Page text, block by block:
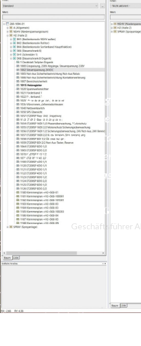
Automatisierung ist
nachhaltig effizienten
Produktivität.
Zufriedenheit der
Zeit für das
Gerhard
Geschäftsführer